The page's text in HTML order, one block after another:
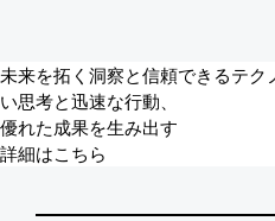
未来を拓く洞察と信頼できるテク
い思考と迅速な行動、
優れた成果を生み出す
詳細はこちら